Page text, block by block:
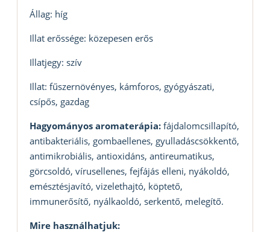
Állag: híg
Illat erőssége: közepesen erős
Illatjegy: szív
Illat: fűszernövényes, kámforos, gyógyászati,
csípős, gazdag
Hagyományos aromaterápia: fájdalomcsillapító,
antibakteriális, gombaellenes, gyulladáscsökkentő,
antimikrobiális, antioxidáns, antireumatikus,
görcsoldó, vírusellenes, fejfájás elleni, nyákoldó,
emésztésjavító, vizelethajtó, köptető,
immunerősítő, nyálkaoldó, serkentő, melegítő.
Mire használhatjuk: